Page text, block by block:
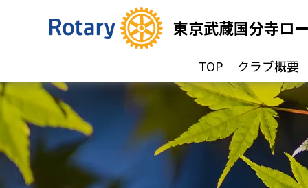
東京武蔵国分寺ロ
TOP クラブ概要